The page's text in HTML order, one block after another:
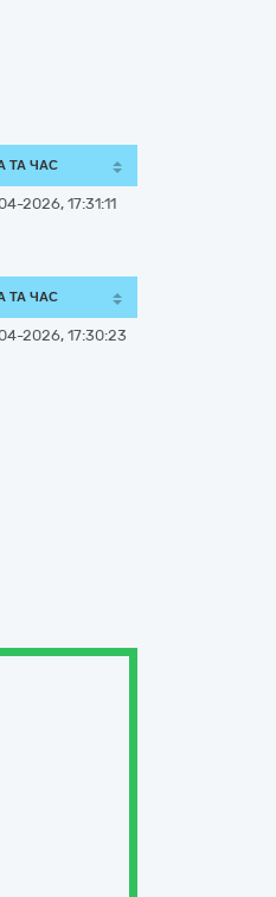
ТА ЧАС
2026, 17:31:11
ТА ЧАС
2026, 17:30:23